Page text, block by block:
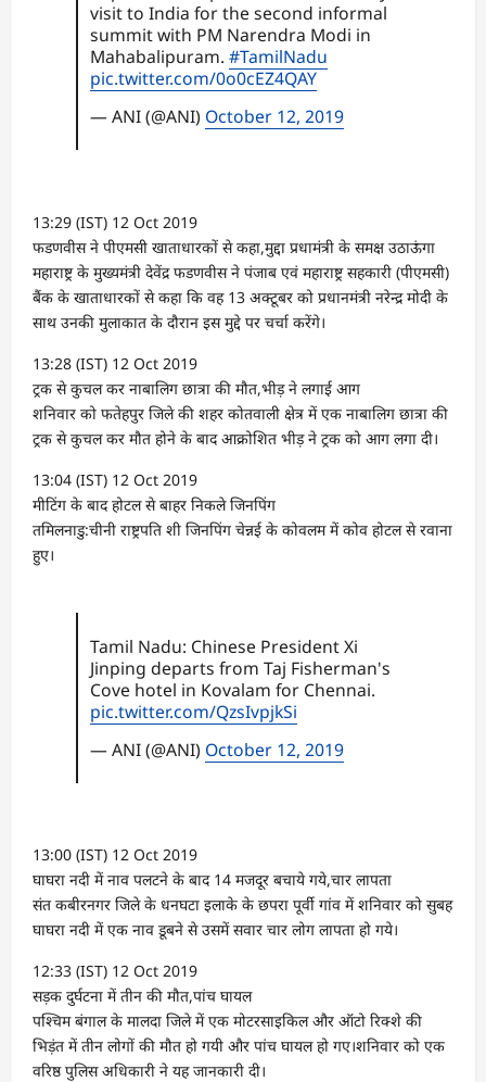
visit to India for the second informal
summit with PM Narendra Modi in
Mahabalipuram. #TamilNadu
pic.twitter.com/0o0cEZ4QAY
— ANI (@ANI) October 12, 2019
13:29 (IST) 12 Oct 2019
फडणवीस ने पीएमसी खाताधारकों से कहा,मुद्दा प्रधामंत्री के समक्ष उठाऊंगा
महाराष्ट्र के मुख्यमंत्री देवेंद्र फडणवीस ने पंजाब एवं महाराष्ट्र सहकारी (पीएमसी)
बैंक के खाताधारकों से कहा कि वह 13 अक्टूबर को प्रधानमंत्री नरेन्द्र मोदी के
साथ उनकी मुलाकात के दौरान इस मुद्दे पर चर्चा करेंगे।
13:28 (IST) 12 Oct 2019
ट्रक से कुचल कर नाबालिग छात्रा की मौत,भीड़ ने लगाई आग
शनिवार को फतेहपुर जिले की शहर कोतवाली क्षेत्र में एक नाबालिग छात्रा की
ट्रक से कुचल कर मौत होने के बाद आक्रोशित भीड़ ने ट्रक को आग लगा दी।
13:04 (IST) 12 Oct 2019
मीटिंग के बाद होटल से बाहर निकले जिनपिंग
तमिलनाडु:चीनी राष्ट्रपति शी जिनपिंग चेन्नई के कोवलम में कोव होटल से रवाना
हुए।
Tamil Nadu: Chinese President Xi
Jinping departs from Taj Fisherman's
Cove hotel in Kovalam for Chennai.
pic.twitter.com/QzsIvpjkSi
— ANI (@ANI) October 12, 2019
13:00 (IST) 12 Oct 2019
घाघरा नदी में नाव पलटने के बाद 14 मजदूर बचाये गये,चार लापता
संत कबीरनगर जिले के धनघटा इलाके के छपरा पूर्वी गांव में शनिवार को सुबह
घाघरा नदी में एक नाव डूबने से उसमें सवार चार लोग लापता हो गये।
12:33 (IST) 12 Oct 2019
सड़क दुर्घटना में तीन की मौत,पांच घायल
पश्चिम बंगाल के मालदा जिले में एक मोटरसाइकिल और ऑटो रिक्शे की
भिड़ंत में तीन लोगों की मौत हो गयी और पांच घायल हो गए।शनिवार को एक
वरिष्ठ पुलिस अधिकारी ने यह जानकारी दी।